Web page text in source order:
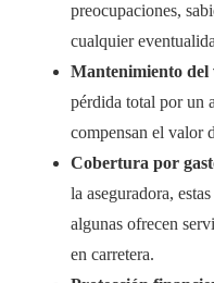
preocupaciones,
cualquier
Mantenimiento
pérdida total por un
compensan el valor
Cobertura por
la aseguradora,
algunas ofrecen
en carretera.